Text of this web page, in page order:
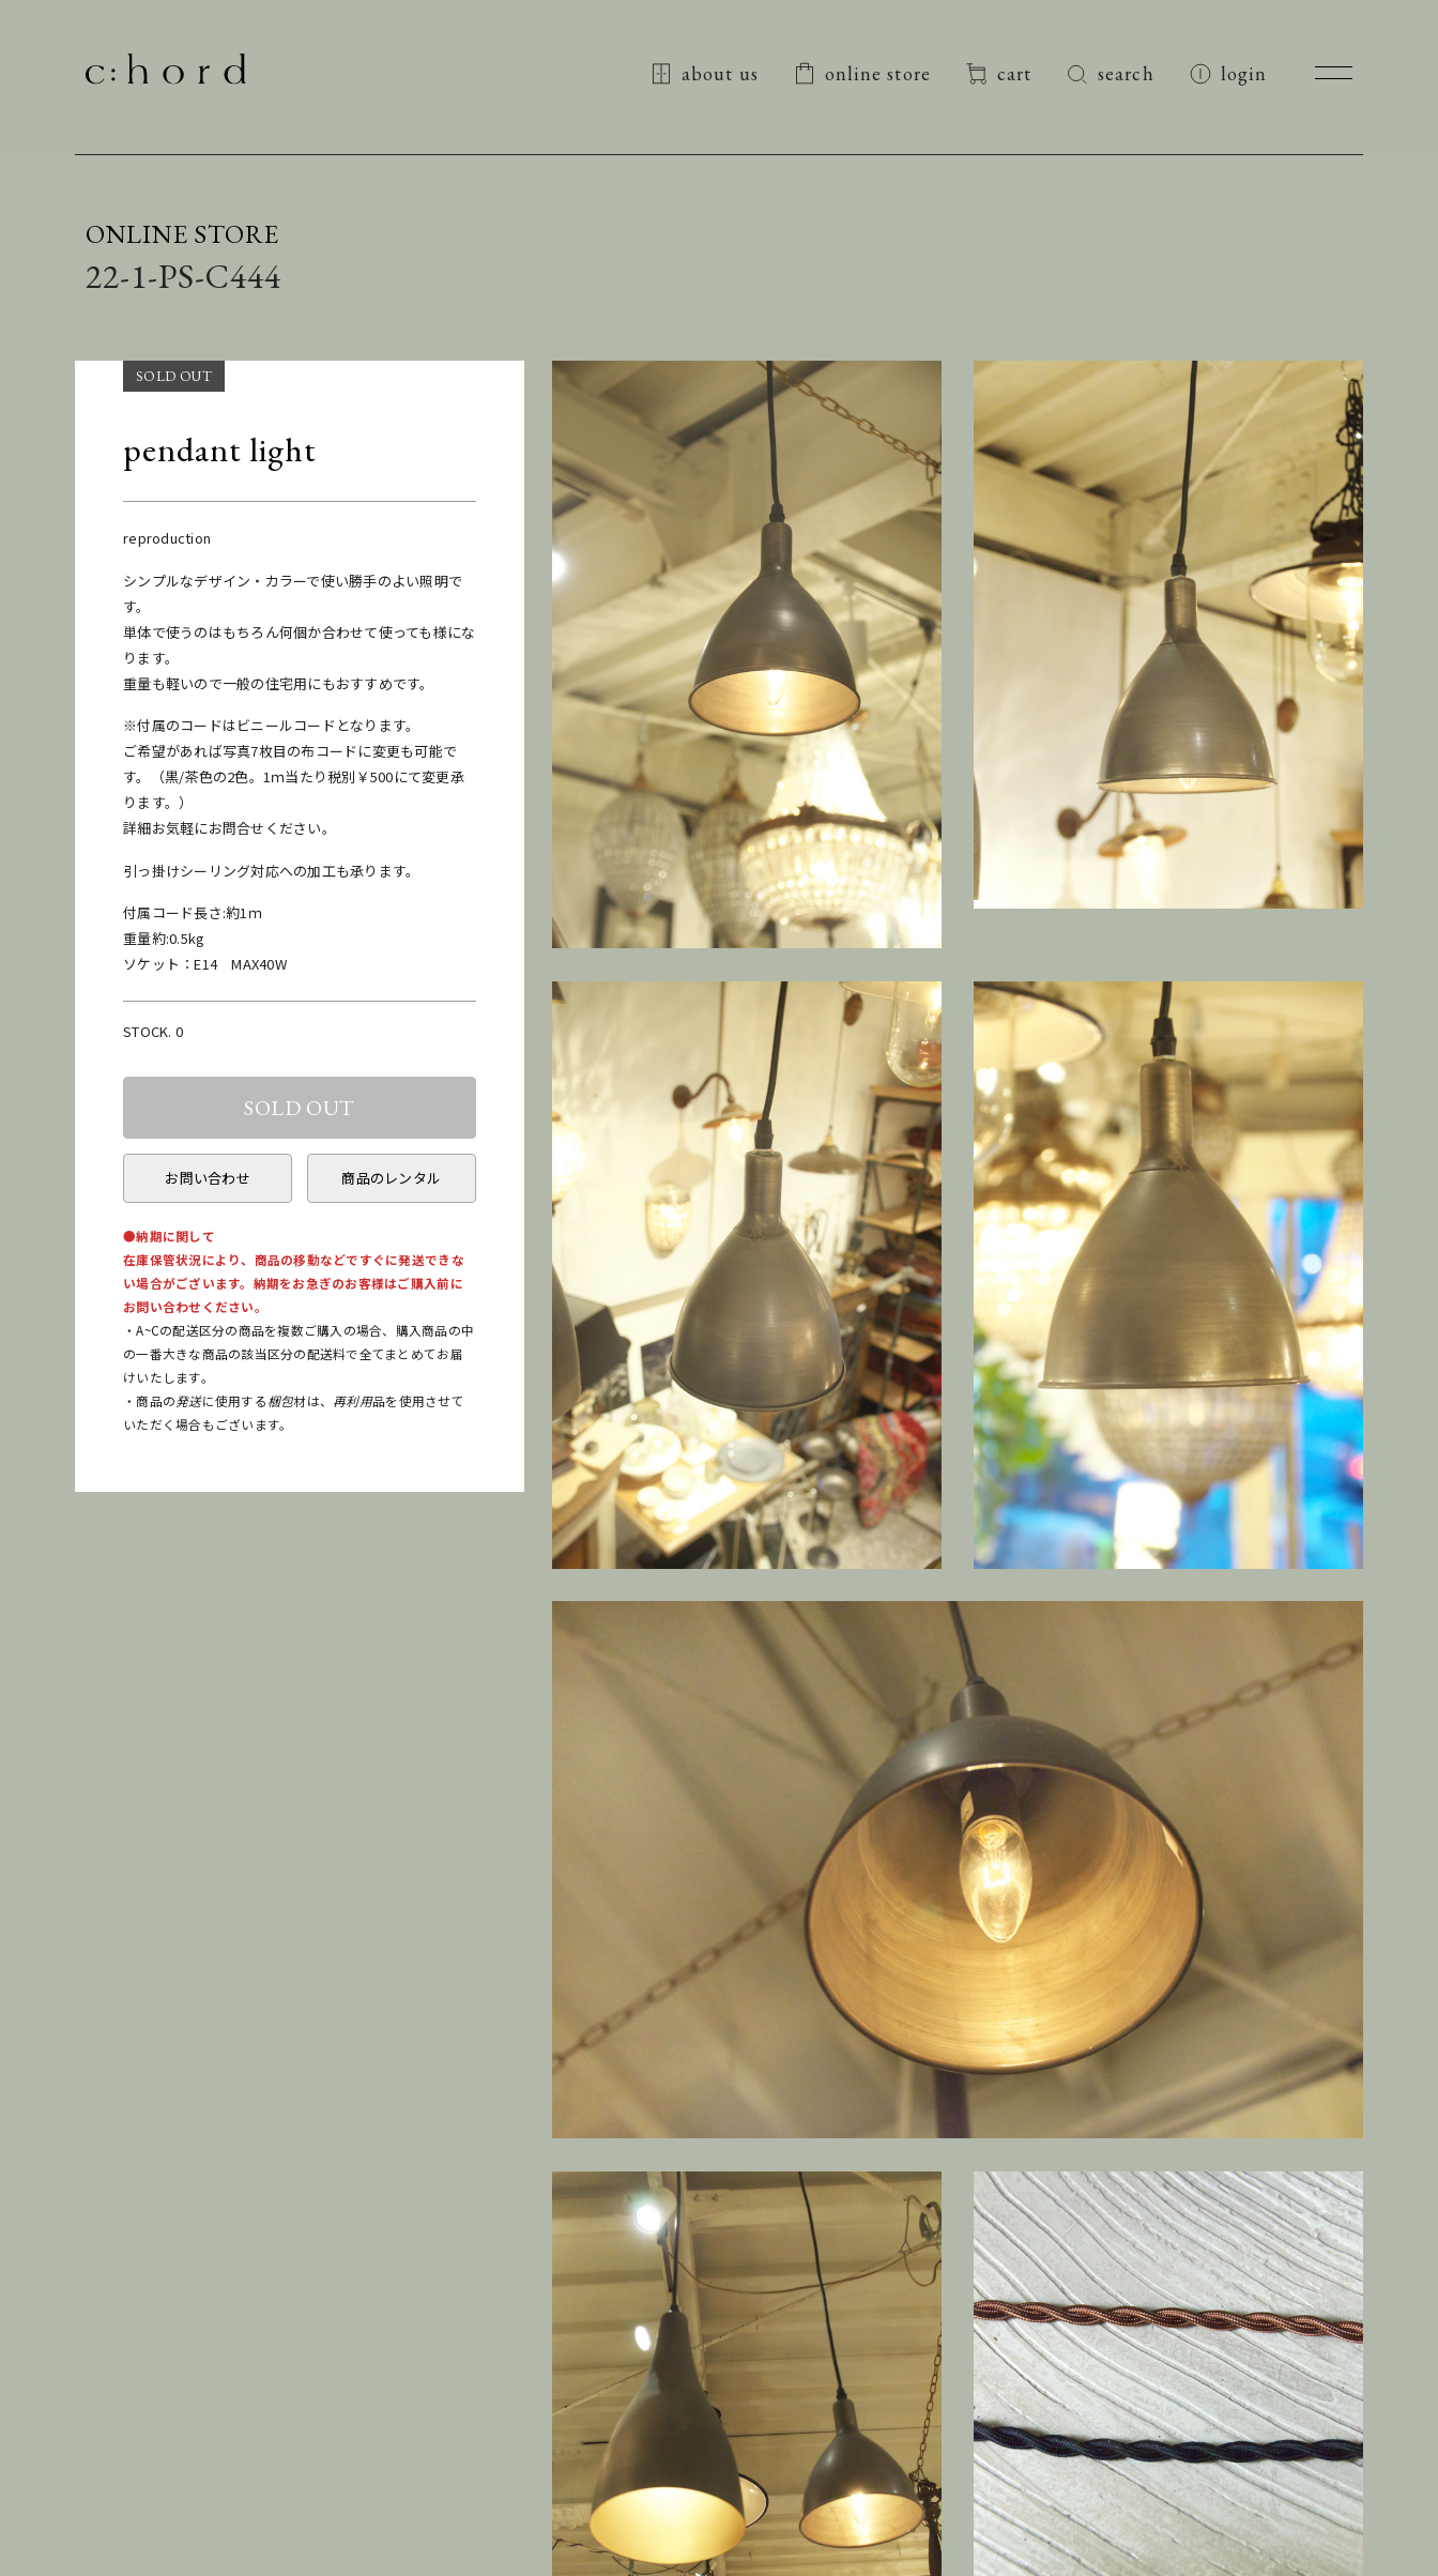
about us online store cart search login
ONLINE STORE
22-1-PS-C444
pendant light
reproduction
シンプルなデザイン・カラーで使い勝手のよい照明で
す。
単体で使うのはもちろん何個か合わせて使っても様にな
ります。
重量も軽いので一般の住宅用にもおすすめです。
※付属のコードはビニールコードとなります。
ご希望があれば写真7枚目の布コードに変更も可能で
す。（黒/茶色の2色。1ｍ当たり税別￥500にて変更承
ります。）
詳細お気軽にお問合せください。
引っ掛けシーリング対応への加工も承ります。
付属コード長さ:約1ｍ
重量約:0.5kg
ソケット：E14 MAX40W
STOCK. 0
お問い合わせ 商品のレンタル
●納期に関して
在庫保管状況により、商品の移動などですぐに発送できな
い場合がございます。納期をお急ぎのお客様はご購入前に
お問い合わせください。
・A~Cの配送区分の商品を複数ご購入の場合、購入商品の中
の一番大きな商品の該当区分の配送料で全てまとめてお届
けいたします。
・商品の発送に使用する梱包材は、 再利用品を使用させて
いただく場合もございます。